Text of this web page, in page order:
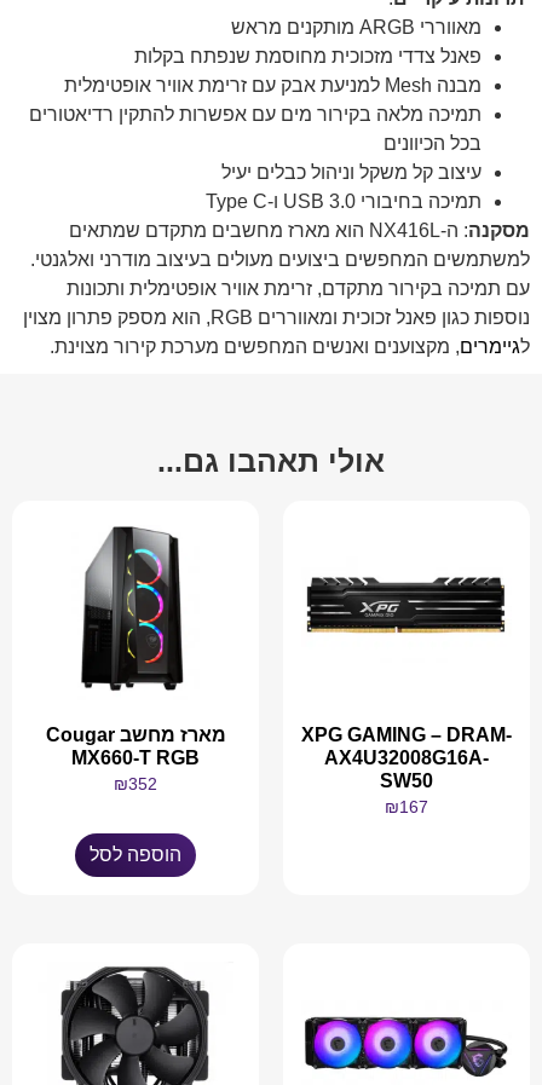
מאווררי ARGB מותקנים מראש
פאנל צדדי מזכוכית מחוסמת שנפתח בקלות
מבנה Mesh למניעת אבק עם זרימת אוויר אופטימלית
תמיכה מלאה בקירור מים עם אפשרות להתקין רדיאטורים
בכל הכיוונים
עיצוב קל משקל וניהול כבלים יעיל
תמיכה בחיבורי USB 3.0 ו-Type C
מסקנה
: ה-NX416L הוא מארז מחשבים מתקדם שמתאים
למשתמשים המחפשים ביצועים מעולים בעיצוב מודרני ואלגנטי.
עם תמיכה בקירור מתקדם, זרימת אוויר אופטימלית ותכונות
נוספות כגון פאנל זכוכית ומאווררים RGB, הוא מספק פתרון מצוין
לגיימרים, מקצוענים ואנשים המחפשים מערכת קירור מצוינת.
אולי תאהבו גם...
XPG GAMING – DRAM-
AX4U32008G16A-
SW50
₪167
מארז מחשב Cougar
MX660-T RGB
₪352
הוספה לסל